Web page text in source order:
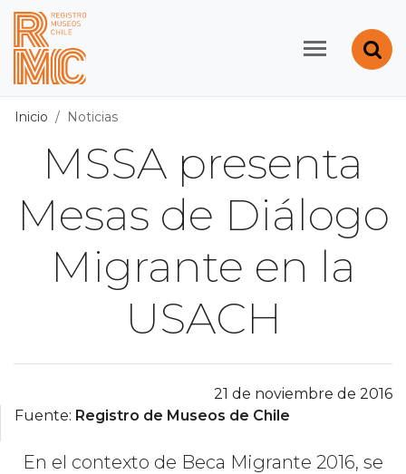
Contenido principal
Registro de Museos
Inicio Noticias
MSSA presenta
Mesas de Diálogo
Migrante en la
USACH
21 de noviembre de 2016
Fuente: Registro de Museos de Chile
En el contexto de Beca Migrante 2016, se